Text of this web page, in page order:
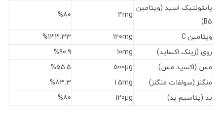
پانتونتیک اسید (ویتامین
B5)
4mg
%80
ویتامین C
120mg
%133.33
روی (زینک اکساید)
10mg
%90.9
مس (اکسید مس)
500µg
%55.5
منگنز (سولفات منگنز)
1.5mg
%83.3
ید (پتاسیم ید)
120µg
%80